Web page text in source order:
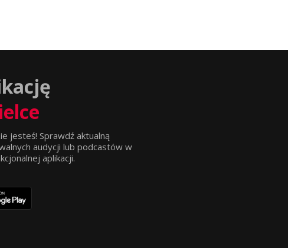
jesteś! Sprawdź aktualną
audycji lub podcastów w
aplikacji.